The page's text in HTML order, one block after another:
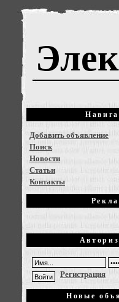
Добавить объявление
Поиск
Новости
Статьи
Контакты
Регистрация
Новые